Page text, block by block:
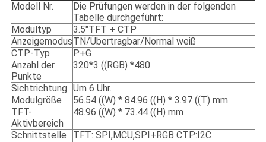
Modell Nr.
Die Prüfungen werden in der folgenden
Tabelle durchgeführt:
Modultyp
3.5"TFT + CTP
AnzeigemodusTN/Übertragbar/Normal weiß
CTP-Typ
P+G
Anzahl der
Punkte
320*3 ((RGB) *480
Sichtrichtung Um 6 Uhr.
Modulgröße
56.54 ((W) * 84.96 ((H) * 3.97 ((T) mm
TFT-
Aktivbereich
48.96 ((W) * 73.44 ((H) mm
Schnittstelle TFT: SPI,MCU,SPI+RGB CTP:I2C